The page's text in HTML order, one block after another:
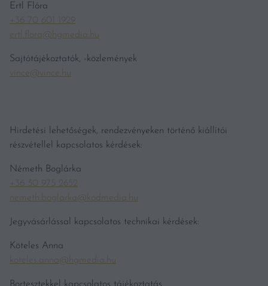
Ertl Flóra
+36 70 601 1929
ertl.flora@hgmedia.hu
Sajtótájékoztatók, -közlemények
vince@vince.hu
Hirdetési lehetőségek, rendezvényeken történő kiállítói
részvétellel kapcsolatos kérdések:
Németh Boglárka
+36 30 975 2652
nemeth.boglarka@kodmedia.hu
Jegyvásárlással kapcsolatos technikai kérdések:
Köteles Anna
koteles.anna@hgmedia.hu